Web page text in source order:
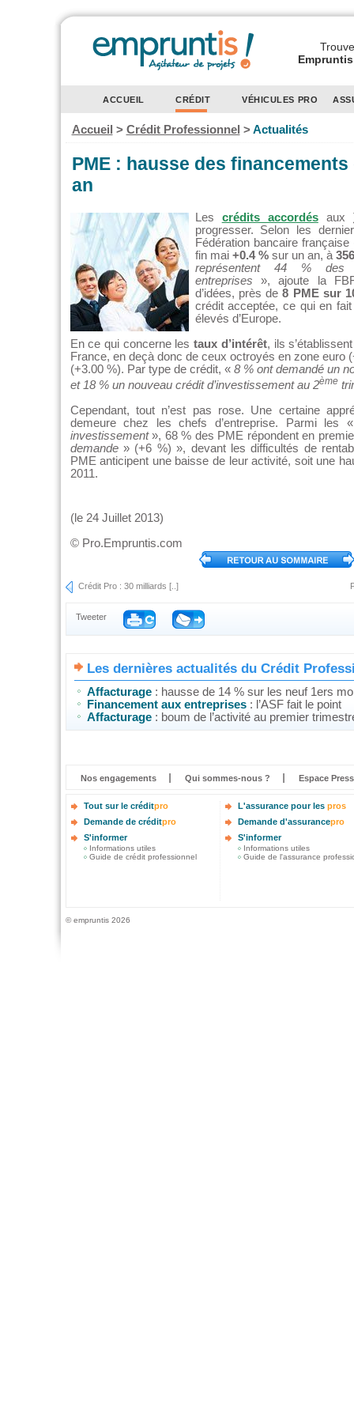
ACCUEIL CRÉDIT VÉHICULES PRO
Accueil > Crédit Professionnel >Actualités
PME : hausse des financements
an
Les crédits accordésaux
progresser. Selon les
Fédération bancaire
fin mai +0.4 %sur un an, à
représentent 44 % des
entreprises », ajoute la
d’idées, près de8 PME sur
crédit acceptée, ce qui en
élevés d’Europe.
En ce qui concerne lestaux d’intérêt, ils
France, en deçà donc de ceux octroyés en zone euro
(+3.00 %). Par type de crédit, « 8 % ont demandé un
et 18 % un nouveau crédit d’investissement au 2ème
Cependant, tout n’est pas rose. Une certaine
demeure chez les chefs d’entreprise. Parmi les
investissement», 68 % des PME répondent en
demande» (+6 %) », devant les difficultés de
PME anticipent une baisse de leur activité, soit une
2011.
(le 24 Juillet 2013)
© Pro.Empruntis.com
Crédit Pro : 30 milliards [..]
Tweeter
Les dernières actualités du Crédit
Affacturage : hausse de 14 % sur les neuf 1ers
Financement aux entreprises : l’ASF fait le point
Affacturage : boum de l’activité au premier
Nos engagements Qui sommes-nous ? Espace
Tout sur le créditpro
Demande de créditpro
S'informer
Informations utiles
Guide de crédit professionnel
L'assurance pour les pros
Demande d'assurancepro
S'informer
Informations utiles
Guide de l'assurance
© empruntis 2026